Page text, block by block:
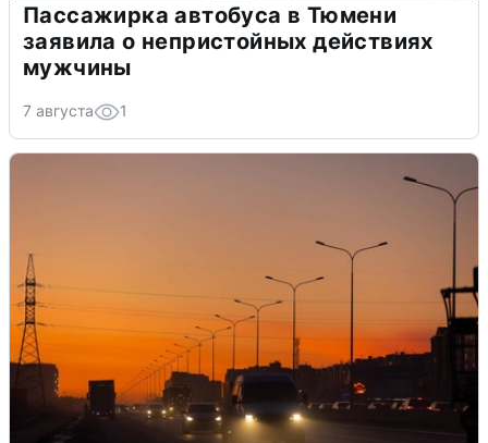
Пассажирка автобуса в Тюмени
заявила о непристойных действиях
мужчины
7 августа 1